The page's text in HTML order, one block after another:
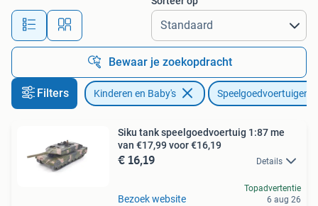
Alle afstanden…
Bewaar je zoekopdracht
Filters Kinderen en Baby's Speelgoedvoertuigen
Siku tank speelgoedvoertuig 1:87 me
van €17,99 voor €16,19
€ 16,19 Details
Bezoek website
Topadvertentie
6 aug 26